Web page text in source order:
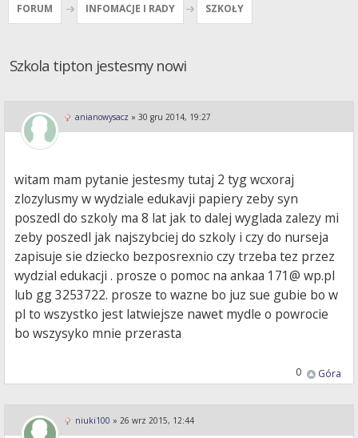
FORUM INFOMACJE I RADY SZKOŁY
Szkola tipton jestesmy nowi
anianowysacz » 30 gru 2014, 19:27
witam mam pytanie jestesmy tutaj 2 tyg wcxoraj
zlozylusmy w wydziale edukavji papiery zeby syn
poszedl do szkoly ma 8 lat jak to dalej wyglada zalezy mi
zeby poszedl jak najszybciej do szkoly i czy do nurseja
zapisuje sie dziecko bezposrexnio czy trzeba tez przez
wydzial edukacji . prosze o pomoc na ankaa 171@ wp.pl
lub gg 3253722. prosze to wazne bo juz sue gubie bo w
pl to wszystko jest latwiejsze nawet mydle o powrocie
bo wszysyko mnie przerasta
Góra
0
niuki100 » 26 wrz 2015, 12:44